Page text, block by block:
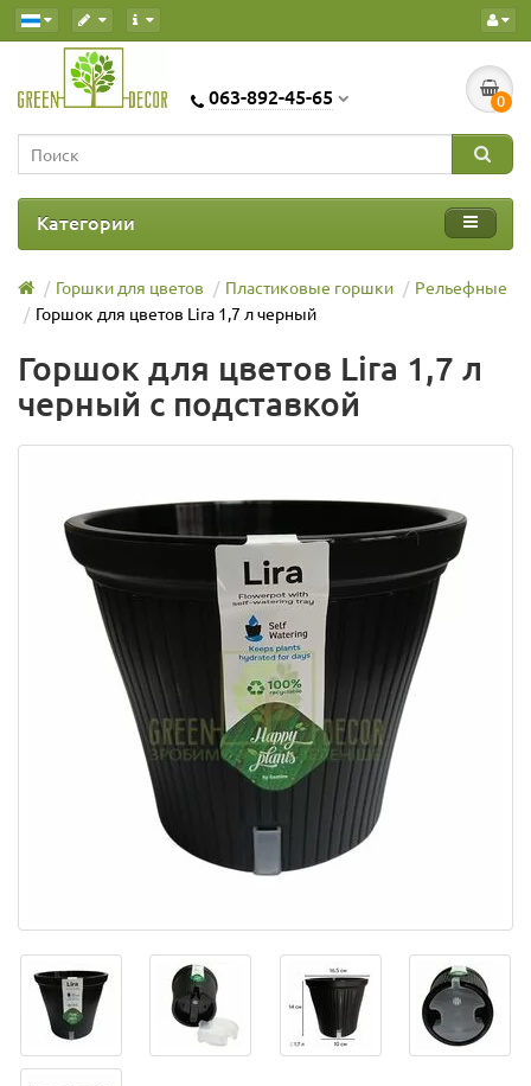
063-892-45-65 0
Категории
Горшки для цветов Пластиковые горшки
Рельефные
Горшок для цветов Lira 1,7 л черный
Горшок для цветов Lira 1,7 л
черный с подставкой